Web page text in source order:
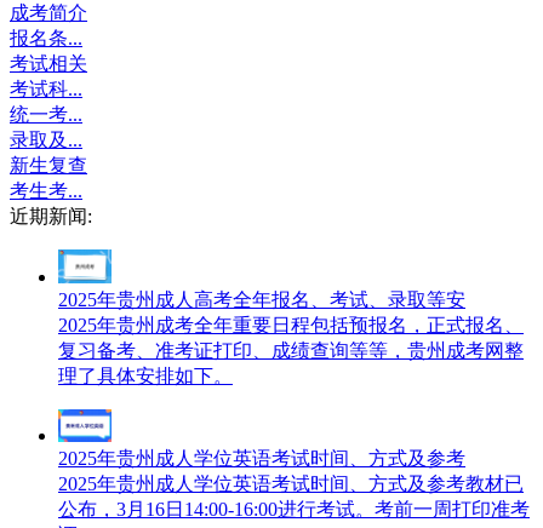
成考简介
报名条...
考试相关
考试科...
统一考...
录取及...
新生复查
考生考...
近期新闻:
2025年贵州成人高考全年报名、考试、录取等安
2025年贵州成考全年重要日程包括预报名，正式报名、
复习备考、准考证打印、成绩查询等等，贵州成考网整
理了具体安排如下。
2025年贵州成人学位英语考试时间、方式及参考
2025年贵州成人学位英语考试时间、方式及参考教材已
公布，3月16日14:00-16:00进行考试。考前一周打印准考